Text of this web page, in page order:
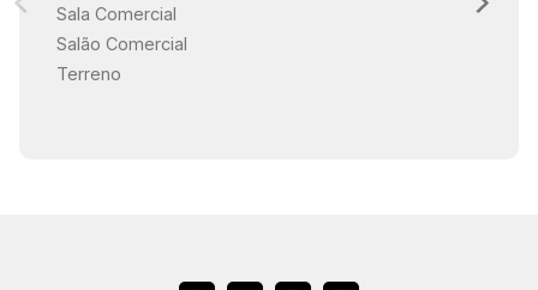
Sala Comercial
Salão Comercial
Terreno